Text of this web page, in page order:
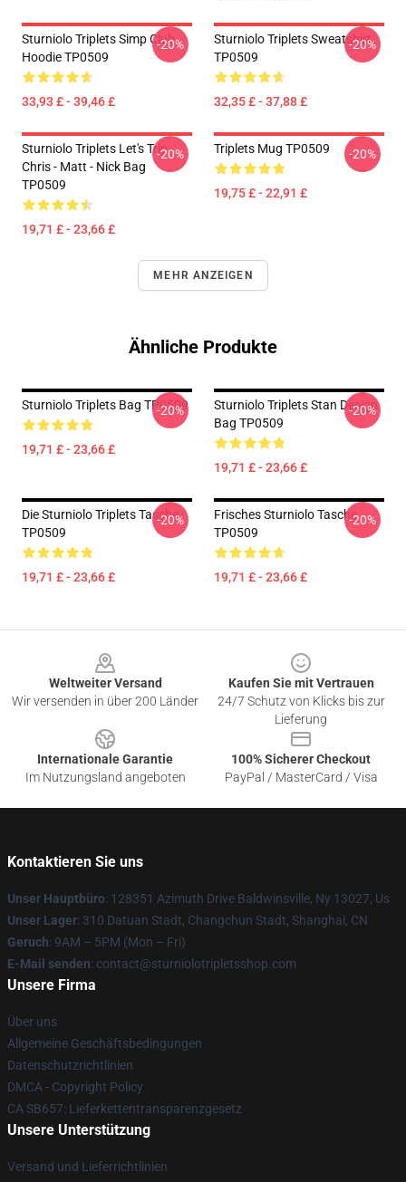
Sturniolo Triplets Simp Club
Hoodie TP0509
33,93 £ - 39,46 £
-20%
Sturniolo Triplets Sweatshirt
TP0509
32,35 £ - 37,88 £
-20%
Sturniolo Triplets Let's Trip -
Chris - Matt - Nick Bag
TP0509
19,71 £ - 23,66 £
-20% Triplets Mug TP0509
19,75 £ - 22,91 £
-20%
MEHR ANZEIGEN
Ähnliche Produkte
Sturniolo Triplets Bag TP0509
19,71 £ - 23,66 £
-20%
Sturniolo Triplets Stan Design
Bag TP0509
19,71 £ - 23,66 £
-20%
Die Sturniolo Triplets Tasche
TP0509
19,71 £ - 23,66 £
-20%
Frisches Sturniolo Tasche
TP0509
19,71 £ - 23,66 £
-20%
Weltweiter Versand
Wir versenden in über 200 Länder
Kaufen Sie mit Vertrauen
24/7 Schutz von Klicks bis zur
Lieferung
Internationale Garantie
Im Nutzungsland angeboten
100% Sicherer Checkout
PayPal / MasterCard / Visa
Kontaktieren Sie uns
Unser Hauptbüro: 128351 Azimuth Drive Baldwinsville, Ny 13027, Us
Unser Lager: 310 Datuan Stadt, Changchun Stadt, Shanghai, CN
Geruch: 9AM – 5PM (Mon – Fri)
E-Mail senden: contact@sturniolotripletsshop.com
Unsere Firma
Über uns
Allgemeine Geschäftsbedingungen
Datenschutzrichtlinien
DMCA - Copyright Policy
CA SB657: Lieferkettentransparenzgesetz
Unsere Unterstützung
Versand und Lieferrichtlinien